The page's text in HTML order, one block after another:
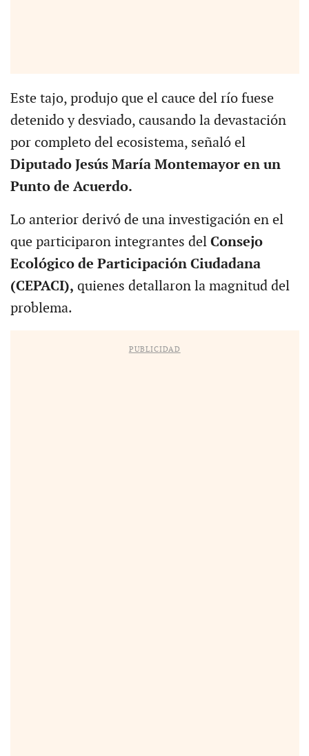
Este tajo, produjo que el cauce del río fuese
detenido y desviado, causando la devastación
por completo del ecosistema, señaló el
Diputado Jesús María Montemayor en un
Punto de Acuerdo.
Lo anterior derivó de una investigación en el
que participaron integrantes delConsejo
Ecológico de Participación Ciudadana
(CEPACI), quienes detallaron la magnitud del
problema.
PUBLICIDAD